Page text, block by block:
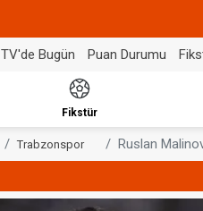
TV'de Bugün Puan Durumu
Fikstür
Trabzonspor Ruslan